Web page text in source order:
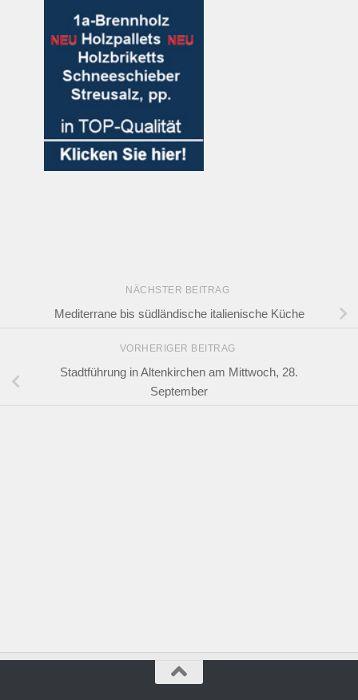
NÄCHSTER BEITRAG
Mediterrane bis südländische italienische Küche
VORHERIGER BEITRAG
Stadtführung in Altenkirchen am Mittwoch, 28.
September